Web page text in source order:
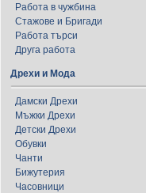
Работа в чужбина
Стажове и Бригади
Работа търси
Друга работа
Дрехи и Мода
Дамски Дрехи
Мъжки Дрехи
Детски Дрехи
Обувки
Чанти
Бижутерия
Часовници